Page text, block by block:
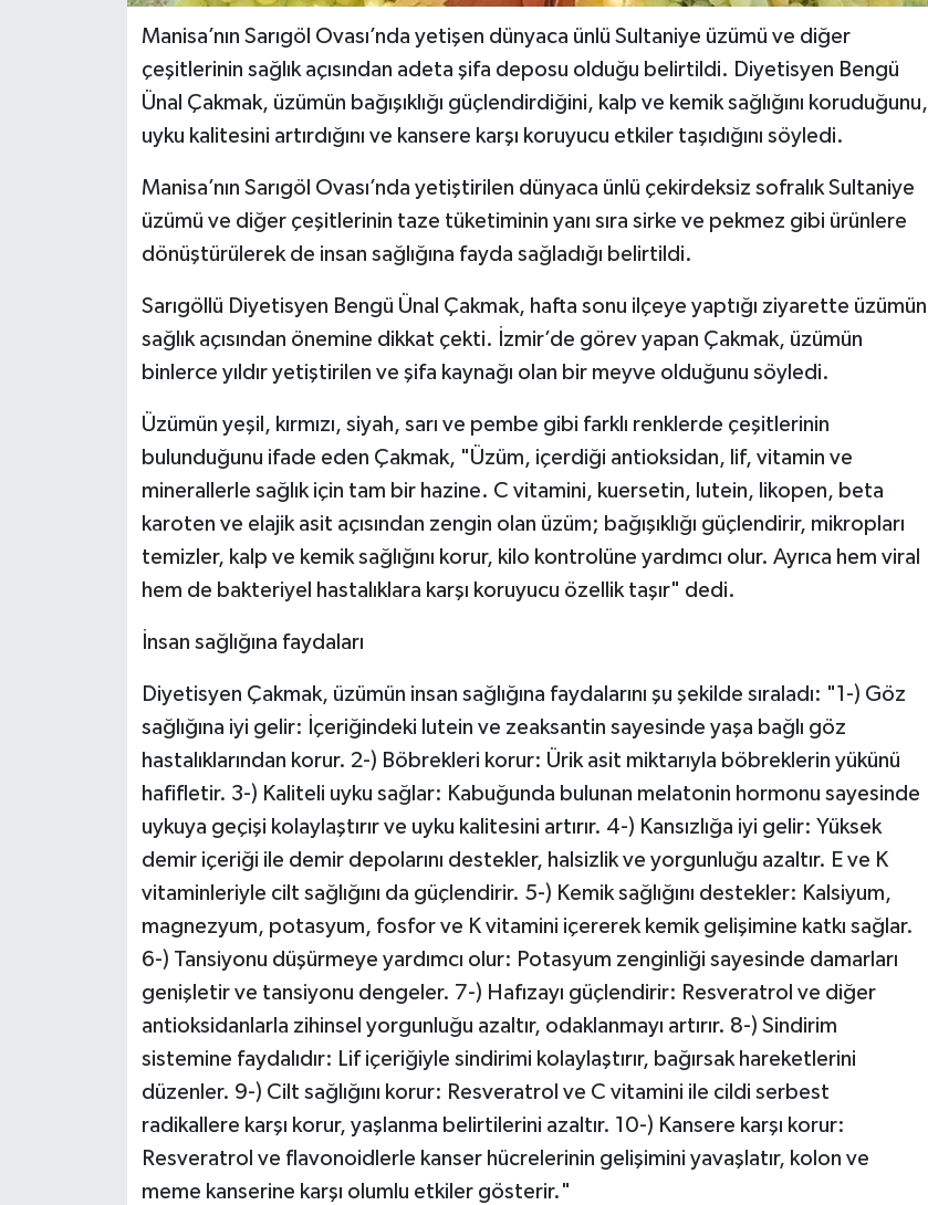
Manisa’nın Sarıgöl Ovası’nda yetişen dünyaca ünlü Sultaniye üzümü ve diğer
çeşitlerinin sağlık açısından adeta şifa deposu olduğu belirtildi. Diyetisyen Bengü
Ünal Çakmak, üzümün bağışıklığı güçlendirdiğini, kalp ve kemik sağlığını koruduğunu,
uyku kalitesini artırdığını ve kansere karşı koruyucu etkiler taşıdığını söyledi.
Manisa’nın Sarıgöl Ovası’nda yetiştirilen dünyaca ünlü çekirdeksiz sofralık Sultaniye
üzümü ve diğer çeşitlerinin taze tüketiminin yanı sıra sirke ve pekmez gibi ürünlere
dönüştürülerek de insan sağlığına fayda sağladığı belirtildi.
Sarıgöllü Diyetisyen Bengü Ünal Çakmak, hafta sonu ilçeye yaptığı ziyarette üzümün
sağlık açısından önemine dikkat çekti. İzmir’de görev yapan Çakmak, üzümün
binlerce yıldır yetiştirilen ve şifa kaynağı olan bir meyve olduğunu söyledi.
Üzümün yeşil, kırmızı, siyah, sarı ve pembe gibi farklı renklerde çeşitlerinin
bulunduğunu ifade eden Çakmak, "Üzüm, içerdiği antioksidan, lif, vitamin ve
minerallerle sağlık için tam bir hazine. C vitamini, kuersetin, lutein, likopen, beta
karoten ve elajik asit açısından zengin olan üzüm; bağışıklığı güçlendirir, mikropları
temizler, kalp ve kemik sağlığını korur, kilo kontrolüne yardımcı olur. Ayrıca hem viral
hem de bakteriyel hastalıklara karşı koruyucu özellik taşır" dedi.
İnsan sağlığına faydaları
Diyetisyen Çakmak, üzümün insan sağlığına faydalarını şu şekilde sıraladı: "1-) Göz
sağlığına iyi gelir: İçeriğindeki lutein ve zeaksantin sayesinde yaşa bağlı göz
hastalıklarından korur. 2-) Böbrekleri korur: Ürik asit miktarıyla böbreklerin yükünü
hafifletir. 3-) Kaliteli uyku sağlar: Kabuğunda bulunan melatonin hormonu sayesinde
uykuya geçişi kolaylaştırır ve uyku kalitesini artırır. 4-) Kansızlığa iyi gelir: Yüksek
demir içeriği ile demir depolarını destekler, halsizlik ve yorgunluğu azaltır. E ve K
vitaminleriyle cilt sağlığını da güçlendirir. 5-) Kemik sağlığını destekler: Kalsiyum,
magnezyum, potasyum, fosfor ve K vitamini içererek kemik gelişimine katkı sağlar.
6-) Tansiyonu düşürmeye yardımcı olur: Potasyum zenginliği sayesinde damarları
genişletir ve tansiyonu dengeler. 7-) Hafızayı güçlendirir: Resveratrol ve diğer
antioksidanlarla zihinsel yorgunluğu azaltır, odaklanmayı artırır. 8-) Sindirim
sistemine faydalıdır: Lif içeriğiyle sindirimi kolaylaştırır, bağırsak hareketlerini
düzenler. 9-) Cilt sağlığını korur: Resveratrol ve C vitamini ile cildi serbest
radikallere karşı korur, yaşlanma belirtilerini azaltır. 10-) Kansere karşı korur:
Resveratrol ve flavonoidlerle kanser hücrelerinin gelişimini yavaşlatır, kolon ve
meme kanserine karşı olumlu etkiler gösterir."